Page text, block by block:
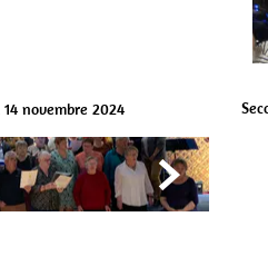
novembre 2024
